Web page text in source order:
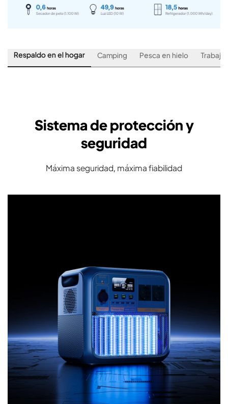
Respaldo en el hogar Camping Pesca en hielo Trabajo
Sistema de protección y
seguridad
Máxima seguridad, máxima fiabilidad